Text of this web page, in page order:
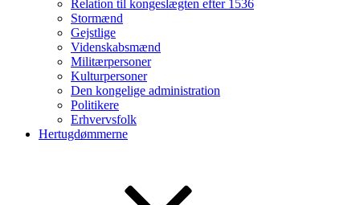
Relation til kongeslægten efter 1536
Stormænd
Gejstlige
Videnskabsmænd
Militærpersoner
Kulturpersoner
Den kongelige administration
Politikere
Erhvervsfolk
Hertugdømmerne